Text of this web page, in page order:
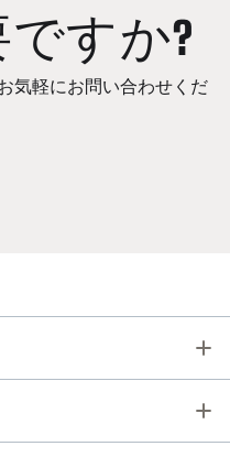
すか?
気軽にお問い合わせくだ